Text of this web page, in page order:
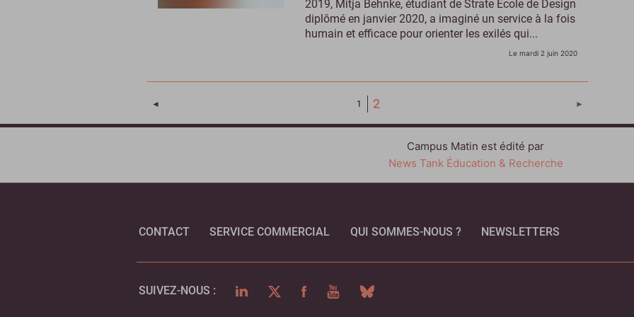
2019, Mitja Behnke, étudiant de Strate École de Design
diplômé en janvier 2020, a imaginé un service à la fois
humain et efficace pour orienter les exilés qui...
Le mardi 2 juin 2020
◄ 1 2(Page courante) ►
Campus Matin est édité par
News Tank Éducation & Recherche
CONTACT SERVICE COMMERCIAL QUI SOMMES-NOUS ? NEWSLETTERS
SUIVEZ-NOUS : LINKEDINTWITTERFACEBOOKYOUTUBEBLUESKY